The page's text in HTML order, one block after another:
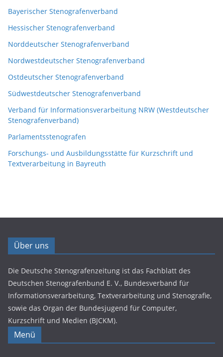
Bayerischer Stenografenverband
Hessischer Stenografenverband
Norddeutscher Stenografenverband
Nordwestdeutscher Stenografenverband
Ostdeutscher Stenografenverband
Südwestdeutscher Stenografenverband
Verband für Informationsverarbeitung NRW (Westdeutscher
Stenografenverband)
Parlamentsstenografen
Forschungs- und Ausbildungsstätte für Kurzschrift und
Textverarbeitung in Bayreuth
Über uns
Die Deutsche Stenografenzeitung ist das Fachblatt des
Deutschen Stenografenbund E. V., Bundesverband für
Informationsverarbeitung, Textverarbeitung und Stenografie,
sowie das Organ der Bundesjugend für Computer,
Kurzschrift und Medien (BJCKM).
Menü